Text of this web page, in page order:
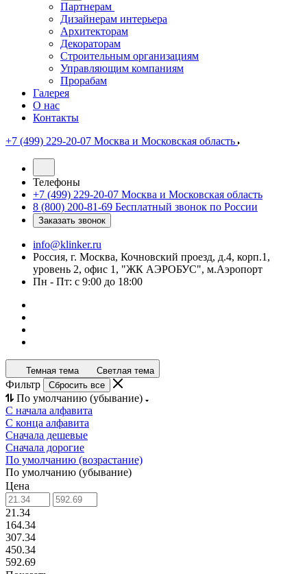
Партнерам
Дизайнерам интерьера
Архитекторам
Декораторам
Строительным организациям
Управляющим компаниям
Прорабам
Галерея
О нас
Контакты
+7 (499) 229-20-07 Москва и Московская область
Телефоны
+7 (499) 229-20-07 Москва и Московская область
8 (800) 200-81-69 Бесплатный звонок по России
Заказать звонок
info@klinker.ru
Россия, г. Москва, Кочновский проезд, д.4, корп.1,
уровень 2, офис 1, "ЖК АЭРОБУС", м.Аэропорт
Пн - Пт: с 9:00 до 18:00
Темная тема Светлая тема
Фильтр Сбросить все
По умолчанию (убывание)
С начала алфавита
С конца алфавита
Сначала дешевые
Сначала дорогие
По умолчанию (возрастание)
По умолчанию (убывание)
Цена
21.34
164.34
307.34
450.34
592.69